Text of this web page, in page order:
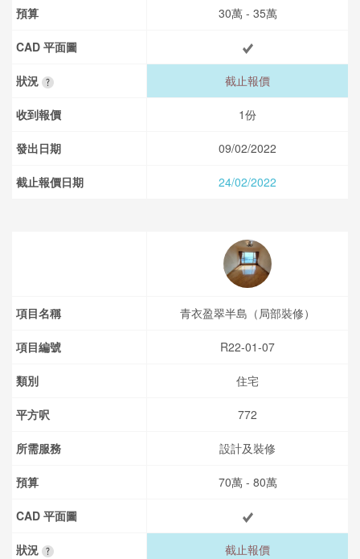
預算 30萬 - 35萬
CAD 平面圖
狀況 截止報價
收到報價 1份
發出日期 09/02/2022
截止報價日期 24/02/2022
項目名稱 青衣盈翠半島（局部裝修）
項目編號 R22-01-07
類別 住宅
平方呎 772
所需服務 設計及裝修
預算 70萬 - 80萬
CAD 平面圖
狀況 截止報價